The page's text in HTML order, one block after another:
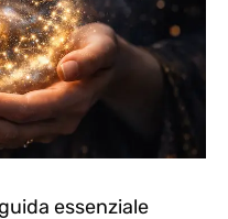
essenziale